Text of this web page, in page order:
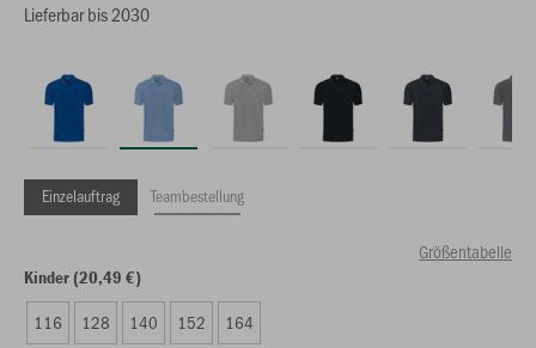
Lieferbar bis 2030
Einzelauftrag Teambestellung
Größentabelle
Kinder (20,49 €)
116 128 140 152 164